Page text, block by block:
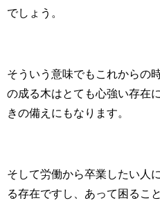
でしょう。
そういう意味でもこれからの
の成る木はとても心強い存在
きの備えにもなります。
そして労働から卒業したい人
る存在ですし、あって困るこ